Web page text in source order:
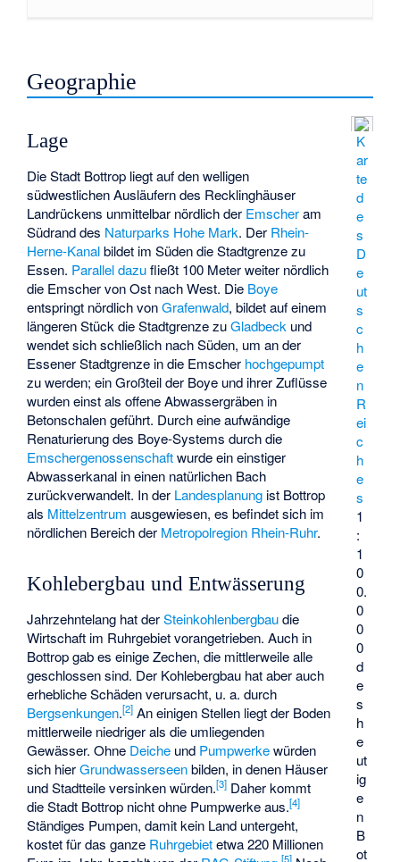
Geographie
K
ar
te
d
e
s
D
e
ut
s
c
h
e
n
R
ei
c
h
e
s
1
:
1
0
0.
0
0
0
d
e
s
h
e
ut
ig
e
n
B
ot
Lage
Die Stadt Bottrop liegt auf den welligen
südwestlichen Ausläufern des Recklinghäuser
Landrückens unmittelbar nördlich der Emscheram
Südrand des Naturparks Hohe Mark. Der Rhein-
Herne-Kanalbildet im Süden die Stadtgrenze zu
Essen. Parallel dazufließt 100 Meter weiter nördlich
die Emscher von Ost nach West. Die Boye
entspringt nördlich vonGrafenwald, bildet auf einem
längeren Stück die Stadtgrenze zuGladbeck und
wendet sich schließlich nach Süden, um an der
Essener Stadtgrenze in die Emscher hochgepumpt
zu werden; ein Großteil der Boye und ihrer Zuflüsse
wurden einst als offene Abwassergräben in
Betonschalen geführt. Durch eine aufwändige
Renaturierung des Boye-Systems durch die
Emschergenossenschaftwurde ein einstiger
Abwasserkanal in einen natürlichen Bach
zurückverwandelt. In der Landesplanung ist Bottrop
als Mittelzentrum ausgewiesen, es befindet sich im
nördlichen Bereich der Metropolregion Rhein-Ruhr.
Kohlebergbau und Entwässerung
Jahrzehntelang hat derSteinkohlenbergbaudie
Wirtschaft im Ruhrgebiet vorangetrieben. Auch in
Bottrop gab es einigeZechen, die mittlerweile alle
geschlossen sind. Der Kohlebergbau hat aber auch
erhebliche Schäden verursacht, u. a. durch
Bergsenkungen.[2] An einigen Stellen liegt der Boden
mittlerweile niedriger als die umliegenden
Gewässer. Ohne Deiche und Pumpwerkewürden
sich hierGrundwasserseenbilden, in denen Häuser
und Stadtteile versinken würden.[3] Daher kommt
die Stadt Bottrop nicht ohne Pumpwerke aus.[4]
Ständiges Pumpen, damit kein Land untergeht,
kostet für das ganze Ruhrgebietetwa 220 Millionen
[5]